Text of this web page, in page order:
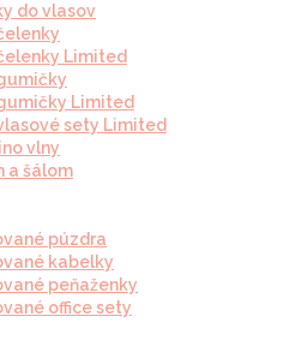
do vlasov
Limited
Limited
sety Limited
vlny
a šálom
púzdra
kabelky
peňaženky
office sety